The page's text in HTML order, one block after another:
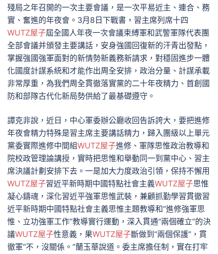
殘局之年召開的一次主要會議，是一次平易近主、連合、務
實、奮進的年夜會。3月8日下戰書，習主席列席十四
WUTZ屋子屆全國人年夜一次會議束縛軍和武警軍隊代表團
全部會議并頒發主要講話，安身強國回復新的汗青出發點，
掌握強國強軍面對的新情勢新義務新請求，對穩固進步一體
化國度計謀系統和才能作出周全安排，政治分量、計謀承載
非常厚重，為我們周全貫徹落實黨的二十年夜精力、首創國
防和部隊古代化新局勢供給了最基礎遵守。
譚克非說，近日，中心軍委辦公廳收回告訴誇大，要把進修
年夜會精力特殊是習主席主要講話精力，歸入團級以上單元
黨委實際進修中間組WUTZ屋子進修、軍隊思惟政治教導和
院校政管理論講授，實時把思惟和舉動同一到黨中心、習主
席決議計劃安排下去。一是加大力度政治引領，保持不懈用
WUTZ屋子習近平新時期中國特點社會主義WUTZ屋子思惟
凝心鑄魂，深化習近平強軍思惟武裝，兼顧抓勤學習貫徹習
近平新時期中國特點社會主義思惟主題教導和“進修強軍思
惟、立功強軍工作”教導實行運動，深入貫通“兩個確立”的決
議WUTZ屋子性意義，果WUTZ屋子斷做到“兩個保護”，貫
徹軍“不，沒關係。”蘭玉華說道。委主席擔任制，實在打牢